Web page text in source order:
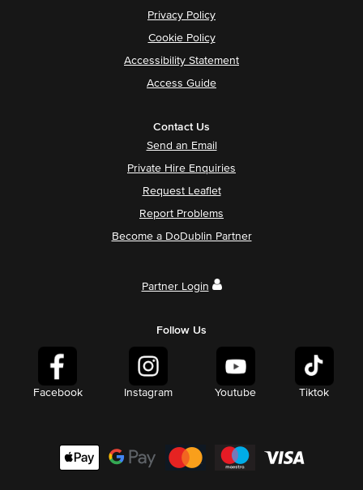
Privacy Policy
Cookie Policy
Accessibility Statement
Access Guide
Contact Us
Send an Email
Private Hire Enquiries
Request Leaflet
Report Problems
Become a DoDublin Partner
Partner Login
Follow Us
Facebook Instagram Youtube Tiktok